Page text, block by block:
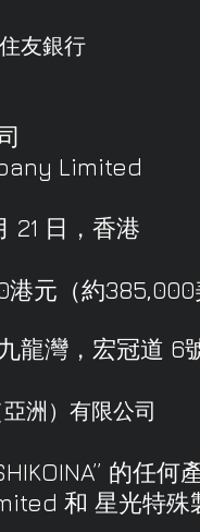
友銀行
Limited
21 日，香港
元（約385,000
龍灣，宏冠道 6
洲）有限公司
的任
和 星光特